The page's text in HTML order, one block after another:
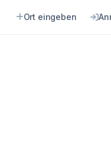
Ort eingeben